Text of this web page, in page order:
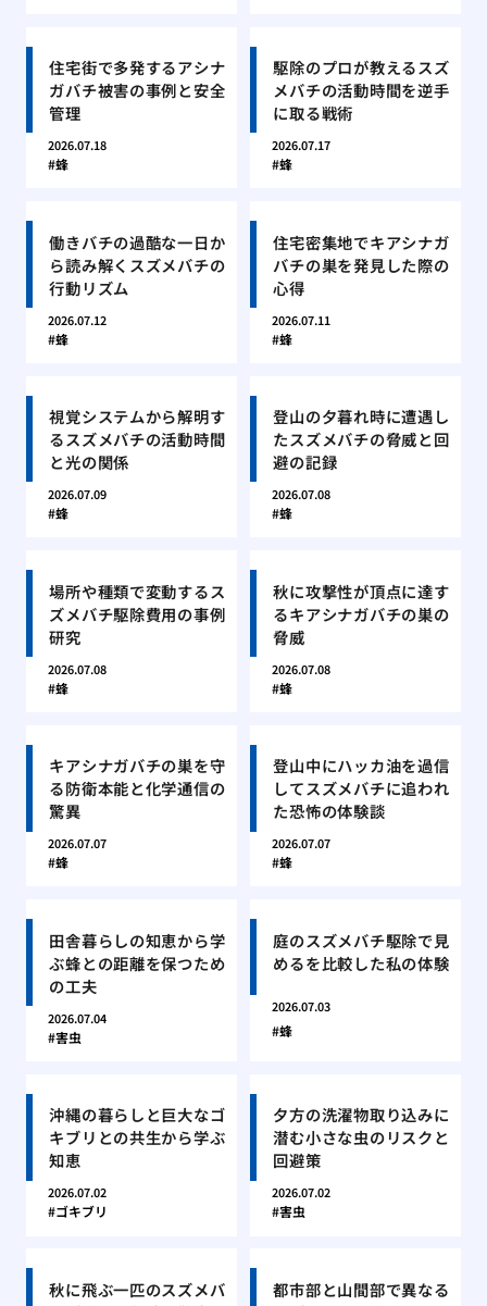
住宅街で多発するアシナ
ガバチ被害の事例と安全
管理
2026.07.18
蜂
駆除のプロが教えるスズ
メバチの活動時間を逆手
に取る戦術
2026.07.17
蜂
働きバチの過酷な一日か
ら読み解くスズメバチの
行動リズム
2026.07.12
蜂
住宅密集地でキアシナガ
バチの巣を発見した際の
心得
2026.07.11
蜂
視覚システムから解明す
るスズメバチの活動時間
と光の関係
2026.07.09
蜂
登山の夕暮れ時に遭遇し
たスズメバチの脅威と回
避の記録
2026.07.08
蜂
場所や種類で変動するス
ズメバチ駆除費用の事例
研究
2026.07.08
蜂
秋に攻撃性が頂点に達す
るキアシナガバチの巣の
脅威
2026.07.08
蜂
キアシナガバチの巣を守
る防衛本能と化学通信の
驚異
2026.07.07
蜂
登山中にハッカ油を過信
してスズメバチに追われ
た恐怖の体験談
2026.07.07
蜂
田舎暮らしの知恵から学
ぶ蜂との距離を保つため
の工夫
2026.07.04
害虫
庭のスズメバチ駆除で見
めるを比較した私の体験
2026.07.03
蜂
沖縄の暮らしと巨大なゴ
キブリとの共生から学ぶ
知恵
2026.07.02
ゴキブリ
夕方の洗濯物取り込みに
潜む小さな虫のリスクと
回避策
2026.07.02
害虫
秋に飛ぶ一匹のスズメバ
都市部と山間部で異なる